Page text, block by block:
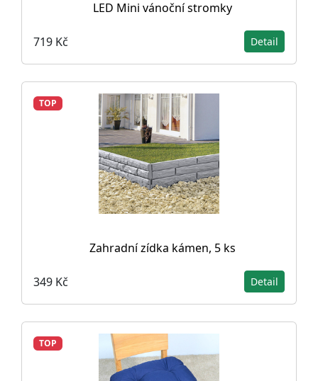
LED Mini vánoční stromky
719 Kč Detail
TOP
Zahradní zídka kámen, 5 ks
349 Kč Detail
TOP